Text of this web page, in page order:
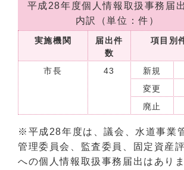
平成28年度個人情報取扱事務届
内訳（単位：件）
実施機関
届出件
数
項目別
市長 43 新規
変更
廃止
※平成28年度は、議会、水道事業
管理委員会、監査委員、固定資産
への個人情報取扱事務届出はあり